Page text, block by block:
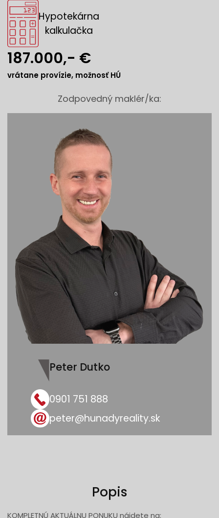
Hypotekárna
kalkulačka
187.000,- €
vrátane provízie, možnosť HÚ
Zodpovedný maklér/ka:
Peter Dutko
0901 751 888
peter@hunadyreality.sk
Popis
KOMPLETNÚ AKTUÁLNU PONUKU nájdete na: